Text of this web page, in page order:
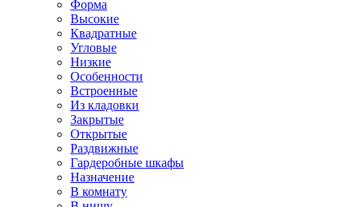
Форма
Высокие
Квадратные
Угловые
Низкие
Особенности
Встроенные
Из кладовки
Закрытые
Открытые
Раздвижные
Гардеробные шкафы
Назначение
В комнату